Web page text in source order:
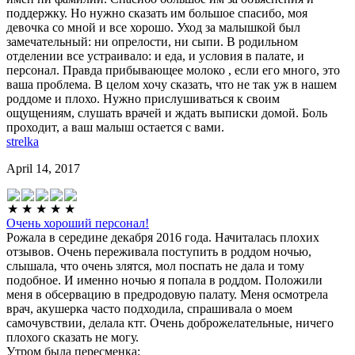
поддержку. Но нужно сказать им большое спасибо, моя
девочка со мной и все хорошо. Уход за малышкой был
замечательный: ни опрелости, ни сыпи. В родильном
отделении все устраивало: и еда, и условия в палате, и
персонал. Правда прибывающее молоко , если его много, это
ваша проблема. В целом хочу сказать, что не так уж в нашем
роддоме и плохо. Нужно прислушиваться к своим
ощущениям, слушать врачей и ждать выписки домой. Боль
проходит, а ваш малыш остается с вами.
strelka
April 14, 2017
Очень хороший персонал!
Рожала в середине декабря 2016 года. Начиталась плохих
отзывов. Очень переживала поступить в роддом ночью,
слышала, что очень злятся, мол поспать не дала и тому
подобное. И именно ночью я попала в роддом. Положили
меня в обсервацию в предродовую палату. Меня осмотрела
врач, акушерка часто подходила, спрашивала о моем
самочувствии, делала ктг. Очень доброжелательные, ничего
плохого сказать не могу.
Утром была пересменка: